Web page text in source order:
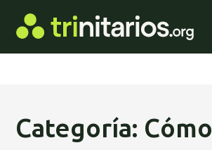
Categoría: Cómo